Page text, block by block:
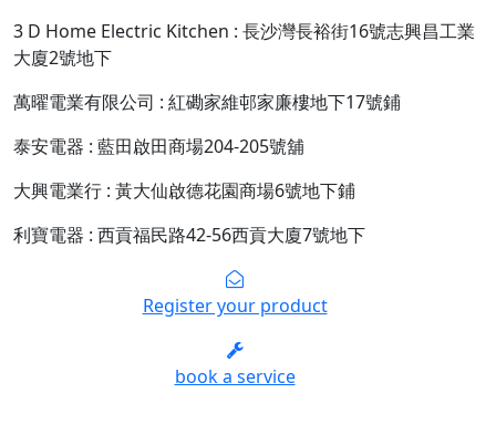
3 D Home Electric Kitchen : 長沙灣長裕街16號志興昌工業
大廈2號地下
萬曜電業有限公司 : 紅磡家維邨家廉樓地下17號鋪
泰安電器 : 藍田啟田商場204-205號舖
大興電業行 : 黃大仙啟德花園商場6號地下鋪
利寶電器 : 西貢福民路42-56西貢大廈7號地下
Register your product
book a service